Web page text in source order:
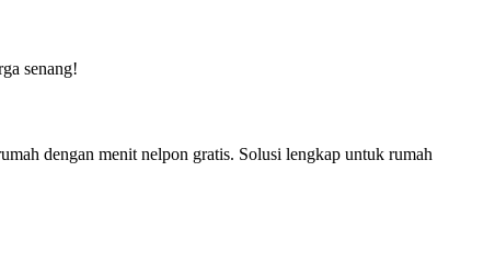
senang!
dengan menit nelpon gratis. Solusi lengkap untuk rumah